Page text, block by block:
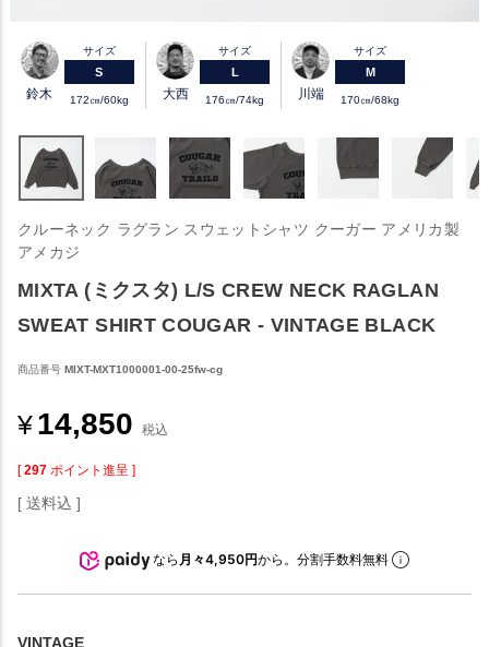
鈴木
サイズ
S
172㎝/60kg 大西
サイズ
L
176㎝/74kg 川端
サイズ
M
170㎝/68kg
クルーネック ラグラン スウェットシャツ クーガー アメリカ製
アメカジ
MIXTA (ミクスタ) L/S CREW NECK RAGLAN
SWEAT SHIRT COUGAR - VINTAGE BLACK
商品番号 MIXT-MXT1000001-00-25fw-cg
¥14,850 税込
[ 297 ポイント進呈 ]
送料込
なら 月々4,950円から。分割手数料無料
VINTAGE